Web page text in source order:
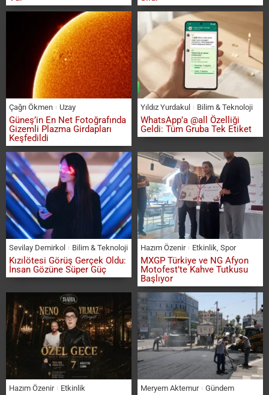
Çağrı Ökmen Uzay
Güneş’in En Net Fotoğrafında
Gizemli Plazma Girdapları
Keşfedildi
Yıldız Yurdakul Bilim & Teknoloji
WhatsApp’a @all Özelliği
Geldi: Tüm Gruba Tek Etiket
Sevilay Demirkol Bilim & Teknoloji
Kızılötesi Görüş Gerçek Oldu:
İnsan Gözüne Süper Güç
Hazım Özenir Etkinlik, Spor
MXGP Türkiye ve NG Afyon
Motofest’te Kahve Tutkusu
Başlıyor
Hazım Özenir Etkinlik Meryem Aktemur Gündem